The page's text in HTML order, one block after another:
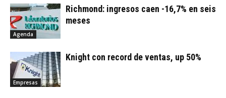
Agenda
Richmond: ingresos caen -16,7% en seis
meses
Empresas
Knight con record de ventas, up 50%